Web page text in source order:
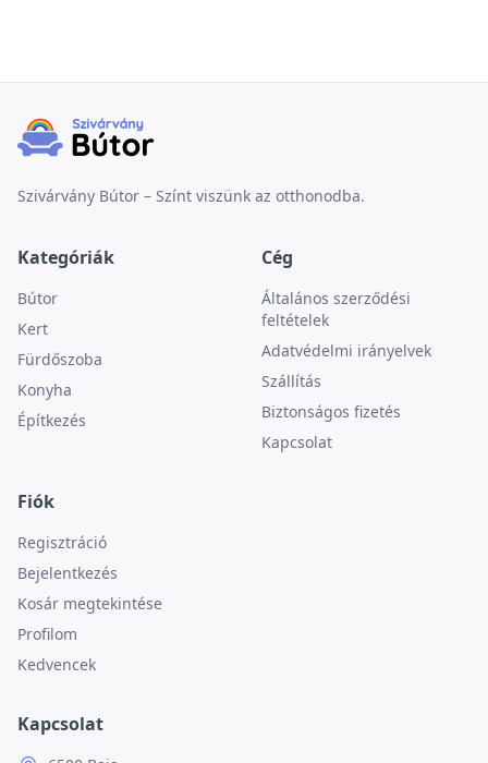
Szivárvány Bútor – Színt viszünk az otthonodba.
Kategóriák
Bútor
Kert
Fürdőszoba
Konyha
Építkezés
Cég
Általános szerződési
feltételek
Adatvédelmi irányelvek
Szállítás
Biztonságos fizetés
Kapcsolat
Fiók
Regisztráció
Bejelentkezés
Kosár megtekintése
Profilom
Kedvencek
Kapcsolat